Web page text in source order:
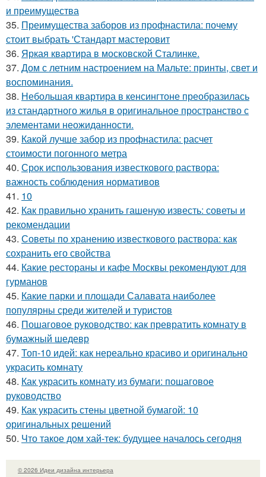
и преимущества
35. Преимущества заборов из профнастила: почему
стоит выбрать 'Стандарт мастеровит
36. Яркая квартира в московской Сталинке.
37. Дом с летним настроением на Мальте: принты, свет и
воспоминания.
38. Небольшая квартира в кенсингтоне преобразилась
из стандартного жилья в оригинальное пространство с
элементами неожиданности.
39. Какой лучше забор из профнастила: расчет
стоимости погонного метра
40. Срок использования известкового раствора:
важность соблюдения нормативов
41. 10
42. Как правильно хранить гашеную известь: советы и
рекомендации
43. Советы по хранению известкового раствора: как
сохранить его свойства
44. Какие рестораны и кафе Москвы рекомендуют для
гурманов
45. Какие парки и площади Салавата наиболее
популярны среди жителей и туристов
46. Пошаговое руководство: как превратить комнату в
бумажный шедевр
47. Топ-10 идей: как нереально красиво и оригинально
украсить комнату
48. Как украсить комнату из бумаги: пошаговое
руководство
49. Как украсить стены цветной бумагой: 10
оригинальных решений
50. Что такое дом хай-тек: будущее началось сегодня
© 2026 Идеи дизайна интерьера